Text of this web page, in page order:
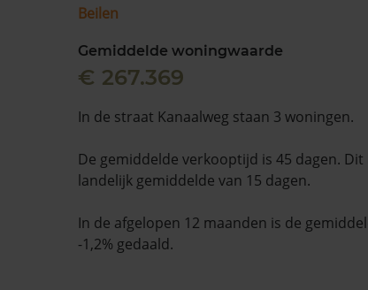
Beilen
Gemiddelde woningwaarde
€ 267.369
In de straat Kanaalweg staan 3 woningen.
De gemiddelde verkooptijd is 45 dagen.
landelijk gemiddelde van 15 dagen.
In de afgelopen 12 maanden is de
-1,2% gedaald.